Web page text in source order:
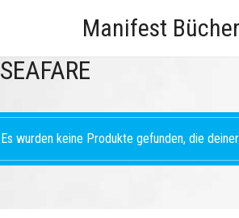
Manifest Bücher
SEAFARE
Es wurden keine Produkte gefunden, die